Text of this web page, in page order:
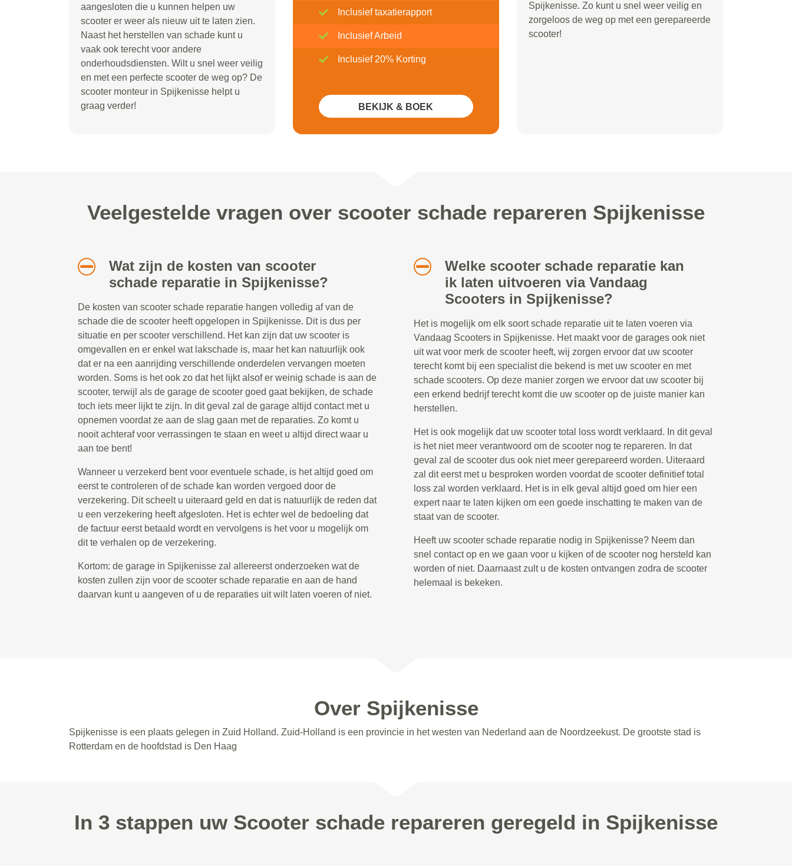
aangesloten die u kunnen helpen uw
scooter er weer als nieuw uit te laten zien.
Naast het herstellen van schade kunt u
vaak ook terecht voor andere
onderhoudsdiensten. Wilt u snel weer veilig
en met een perfecte scooter de weg op? De
scooter monteur in Spijkenisse helpt u
graag verder!
Inclusief taxatierapport
Inclusief Arbeid
Inclusief 20% Korting
BEKIJK & BOEK
Spijkenisse. Zo kunt u snel weer veilig en
zorgeloos de weg op met een gerepareerde
scooter!
Veelgestelde vragen over scooter schade repareren Spijkenisse
Wat zijn de kosten van scooter
schade reparatie in Spijkenisse?
De kosten van scooter schade reparatie hangen volledig af van de
schade die de scooter heeft opgelopen in Spijkenisse. Dit is dus per
situatie en per scooter verschillend. Het kan zijn dat uw scooter is
omgevallen en er enkel wat lakschade is, maar het kan natuurlijk ook
dat er na een aanrijding verschillende onderdelen vervangen moeten
worden. Soms is het ook zo dat het lijkt alsof er weinig schade is aan de
scooter, terwijl als de garage de scooter goed gaat bekijken, de schade
toch iets meer lijkt te zijn. In dit geval zal de garage altijd contact met u
opnemen voordat ze aan de slag gaan met de reparaties. Zo komt u
nooit achteraf voor verrassingen te staan en weet u altijd direct waar u
aan toe bent!
Wanneer u verzekerd bent voor eventuele schade, is het altijd goed om
eerst te controleren of de schade kan worden vergoed door de
verzekering. Dit scheelt u uiteraard geld en dat is natuurlijk de reden dat
u een verzekering heeft afgesloten. Het is echter wel de bedoeling dat
de factuur eerst betaald wordt en vervolgens is het voor u mogelijk om
dit te verhalen op de verzekering.
Kortom: de garage in Spijkenisse zal allereerst onderzoeken wat de
kosten zullen zijn voor de scooter schade reparatie en aan de hand
daarvan kunt u aangeven of u de reparaties uit wilt laten voeren of niet.
Welke scooter schade reparatie kan
ik laten uitvoeren via Vandaag
Scooters in Spijkenisse?
Het is mogelijk om elk soort schade reparatie uit te laten voeren via
Vandaag Scooters in Spijkenisse. Het maakt voor de garages ook niet
uit wat voor merk de scooter heeft, wij zorgen ervoor dat uw scooter
terecht komt bij een specialist die bekend is met uw scooter en met
schade scooters. Op deze manier zorgen we ervoor dat uw scooter bij
een erkend bedrijf terecht komt die uw scooter op de juiste manier kan
herstellen.
Het is ook mogelijk dat uw scooter total loss wordt verklaard. In dit geval
is het niet meer verantwoord om de scooter nog te repareren. In dat
geval zal de scooter dus ook niet meer gerepareerd worden. Uiteraard
zal dit eerst met u besproken worden voordat de scooter definitief total
loss zal worden verklaard. Het is in elk geval altijd goed om hier een
expert naar te laten kijken om een goede inschatting te maken van de
staat van de scooter.
Heeft uw scooter schade reparatie nodig in Spijkenisse? Neem dan
snel contact op en we gaan voor u kijken of de scooter nog hersteld kan
worden of niet. Daarnaast zult u de kosten ontvangen zodra de scooter
helemaal is bekeken.
Over Spijkenisse
Spijkenisse is een plaats gelegen in Zuid Holland. Zuid-Holland is een provincie in het westen van Nederland aan de Noordzeekust. De grootste stad is
Rotterdam en de hoofdstad is Den Haag
In 3 stappen uw Scooter schade repareren geregeld in Spijkenisse